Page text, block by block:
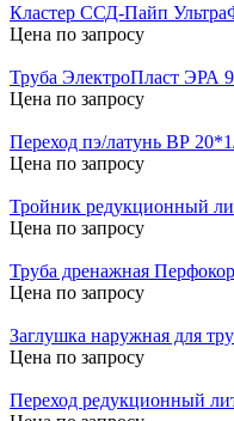
Кластер ССД-Пайп
Цена по запросу
Труба ЭлектроПласт ЭРА
Цена по запросу
Переход пэ/латунь ВР
Цена по запросу
Тройник редукционный
Цена по запросу
Труба дренажная
Цена по запросу
Заглушка наружная для
Цена по запросу
Переход редукционный